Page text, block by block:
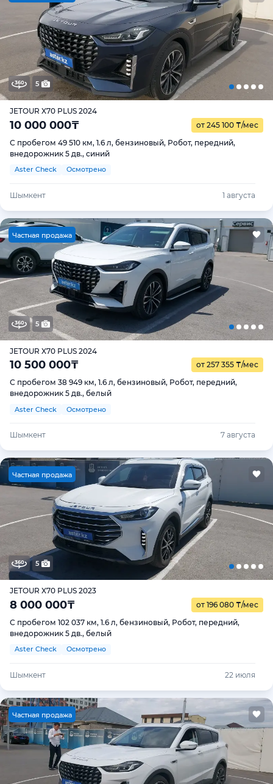
5
JETOUR X70 PLUS 2024
10 000 000₸ от 245 100 ₸/мес
С пробегом 49 510 км, 1.6 л, бензиновый, Робот, передний,
внедорожник 5 дв., синий
Aster Check Осмотрено
Шымкент 1 августа
Частная продажа
5
JETOUR X70 PLUS 2024
10 500 000₸ от 257 355 ₸/мес
С пробегом 38 949 км, 1.6 л, бензиновый, Робот, передний,
внедорожник 5 дв., белый
Aster Check Осмотрено
Шымкент 7 августа
Частная продажа
5
JETOUR X70 PLUS 2023
8 000 000₸ от 196 080 ₸/мес
С пробегом 102 037 км, 1.6 л, бензиновый, Робот, передний,
внедорожник 5 дв., белый
Aster Check Осмотрено
Шымкент 22 июля
Частная продажа